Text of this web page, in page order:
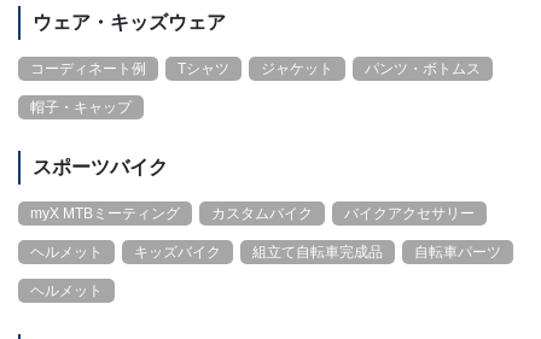
ウェア・キッズウェア
コーディネート例 Tシャツ ジャケット パンツ・ボトムス
帽子・キャップ
スポーツバイク
myX MTBミーティング カスタムバイク バイクアクセサリー
ヘルメット キッズバイク 組立て自転車完成品 自転車パーツ
ヘルメット